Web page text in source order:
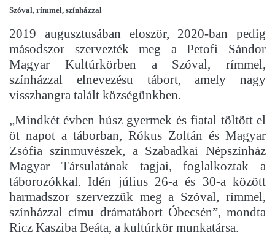
Szóval, rímmel, színházzal
2019 augusztusában eloször, 2020-ban pedig
másodszor szervezték meg a Petofi Sándor
Magyar Kultúrkörben a Szóval, rímmel,
színházzal elnevezésu tábort, amely nagy
visszhangra talált községünkben.
„Mindkét évben húsz gyermek és fiatal töltött el
öt napot a táborban, Rókus Zoltán és Magyar
Zsófia színmuvészek, a Szabadkai Népszínház
Magyar Társulatának tagjai, foglalkoztak a
táborozókkal. Idén július 26-a és 30-a között
harmadszor szervezzük meg a Szóval, rímmel,
színházzal címu drámatábort Óbecsén”, mondta
Ricz Kasziba Beáta, a kultúrkör munkatársa.